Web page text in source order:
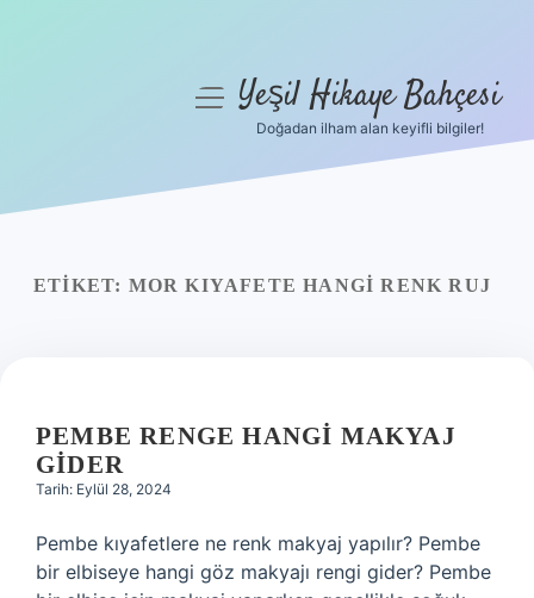
Yasal Uyarı
menüyüYeşil Hikaye Bahçesi
Doğadan ilham alan keyifli bilgiler!
ETIKET: MOR KIYAFETE HANGI RENK RUJ
PEMBE RENGE HANGI MAKYAJ
GIDER
Tarih: Eylül 28, 2024
Pembe kıyafetlere ne renk makyaj yapılır? Pembe
bir elbiseye hangi göz makyajı rengi gider? Pembe